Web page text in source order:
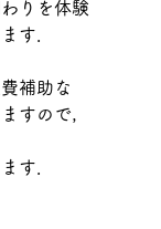
りを体験
す．
補助な
すので，
す．